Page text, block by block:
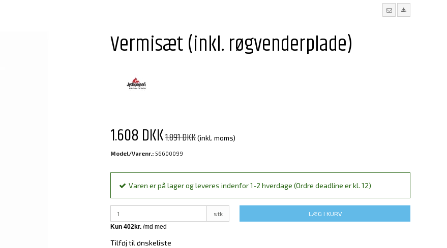
Vermisæt (inkl. røgvenderplade)
1.608 DKK1.891 DKK(inkl. moms)
Model/Varenr.: 56600099
Varen er på lager og leveres indenfor 1-2 hverdage (Ordre deadline er kl. 12)
stk LÆG I KURV
Tilføj til ønskeliste